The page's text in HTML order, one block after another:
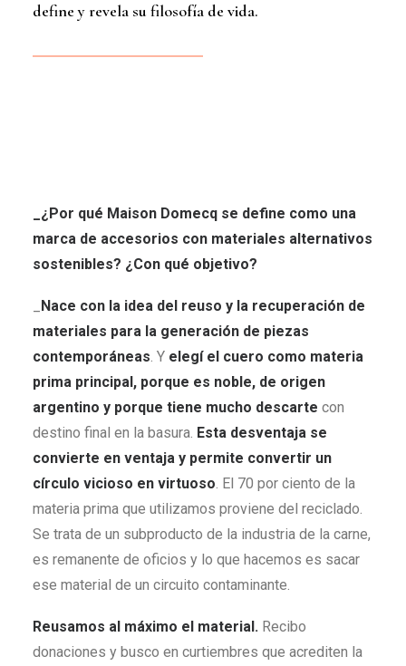
define y revela su filosofía de vida.
_¿Por qué Maison Domecq se define como una
marca de accesorios con materiales alternativos
sostenibles? ¿Con qué objetivo?
Nace con la idea del reuso y la recuperación de
materiales para la generación de piezas
contemporáneas. Y elegí el cuero como materia
prima principal, porque es noble, de origen
argentino y porque tiene mucho descarte con
destino final en la basura. Esta desventaja se
convierte en ventaja y permite convertir un
círculo vicioso en virtuoso. El 70 por ciento de la
materia prima que utilizamos proviene del reciclado.
Se trata de un subproducto de la industria de la carne,
es remanente de oficios y lo que hacemos es sacar
ese material de un circuito contaminante.
Reusamos al máximo el material. Recibo
donaciones y busco en curtiembres que acrediten la